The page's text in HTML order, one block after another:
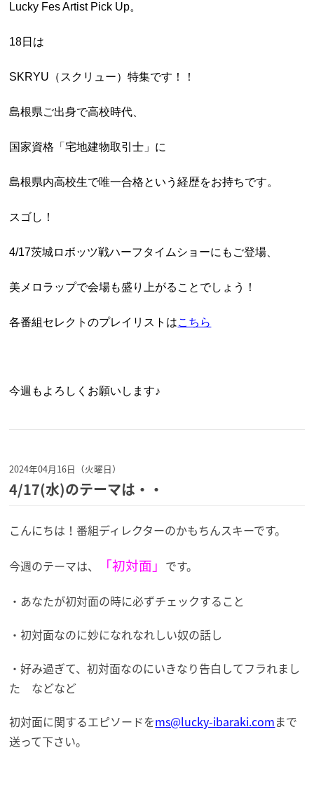
Lucky Fes Artist Pick Up。
18日は
SKRYU（スクリュー）特集です！！
島根県ご出身で高校時代、
国家資格「宅地建物取引士」に
島根県内高校生で唯一合格という経歴をお持ちです。
スゴし！
4/17茨城ロボッツ戦ハーフタイムショーにもご登場、
美メロラップで会場も盛り上がることでしょう！
各番組セレクトのプレイリストはこちら
今週もよろしくお願いします♪
2024年04月16日（火曜日）
4/17(水)のテーマは・・
こんにちは！番組ディレクターのかもちんスキーです。
今週のテーマは、 「初対面」 です。
・あなたが初対面の時に必ずチェックすること
・初対面なのに妙になれなれしい奴の話し
・好み過ぎて、初対面なのにいきなり告白してフラれまし
た などなど
初対面に関するエピソードをms@lucky-ibaraki.comまで
送って下さい。